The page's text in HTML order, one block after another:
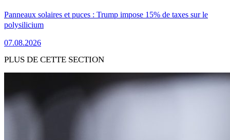
Panneaux solaires et puces : Trump impose 15% de taxes sur le
polysilicium
07.08.2026
PLUS DE CETTE SECTION